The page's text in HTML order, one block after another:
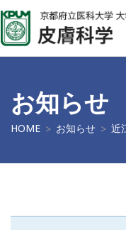
お知らせ
HOME お知らせ 近